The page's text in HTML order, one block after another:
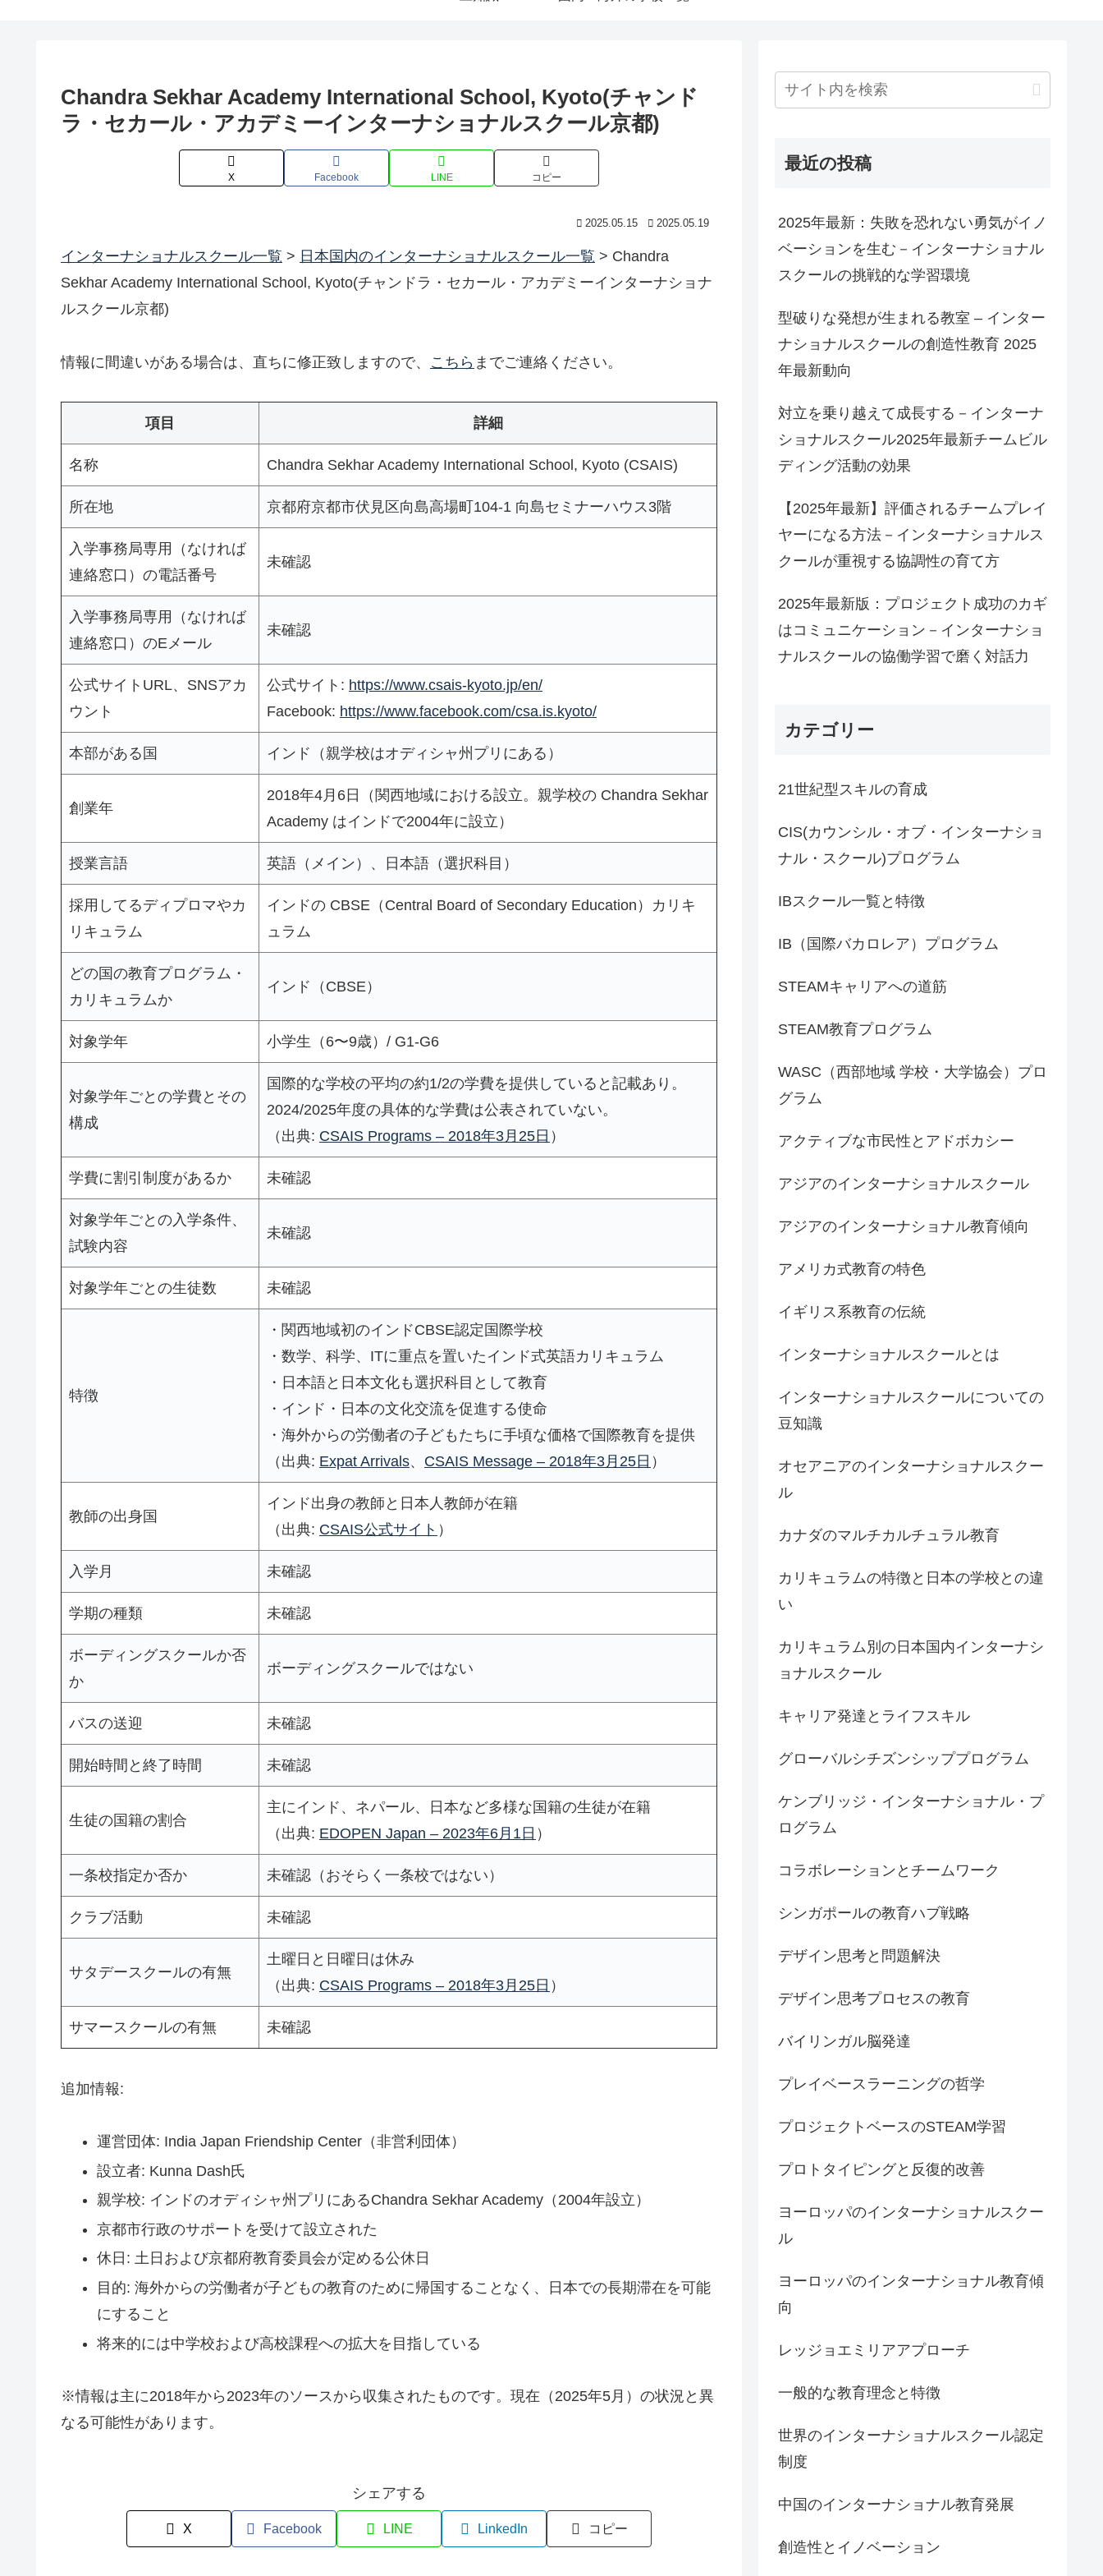
Chandra Sekhar Academy International School, Kyoto(チャンド
ラ・セカール・アカデミーインターナショナルスクール京都)
X Facebook LINE コピー
2025.05.15 2025.05.19
インターナショナルスクール一覧 > 日本国内のインターナショナルスクール一覧 > Chandra
Sekhar Academy International School, Kyoto(チャンドラ・セカール・アカデミーインターナショナ
ルスクール京都)
情報に間違いがある場合は、直ちに修正致しますので、 こちら までご連絡ください。
項目 詳細
名称 Chandra Sekhar Academy International School, Kyoto (CSAIS)
所在地 京都府京都市伏見区向島高場町104-1 向島セミナーハウス3階
入学事務局専用（なければ
連絡窓口）の電話番号
未確認
入学事務局専用（なければ
連絡窓口）のEメール
未確認
公式サイトURL、SNSアカ
ウント
公式サイト: https://www.csais-kyoto.jp/en/
Facebook: https://www.facebook.com/csa.is.kyoto/
本部がある国 インド（親学校はオディシャ州プリにある）
創業年
2018年4月6日（関西地域における設立。親学校の Chandra Sekhar
Academy はインドで2004年に設立）
授業言語 英語（メイン）、日本語（選択科目）
採用してるディプロマやカ
リキュラム
インドの CBSE（Central Board of Secondary Education）カリキ
ュラム
どの国の教育プログラム・
カリキュラムか
インド（CBSE）
対象学年 小学生（6〜9歳）/ G1-G6
対象学年ごとの学費とその
構成
国際的な学校の平均の約1/2の学費を提供していると記載あり。
2024/2025年度の具体的な学費は公表されていない。
（出典: CSAIS Programs – 2018年3月25日 ）
学費に割引制度があるか 未確認
対象学年ごとの入学条件、
試験内容
未確認
対象学年ごとの生徒数 未確認
特徴
・関西地域初のインドCBSE認定国際学校
・数学、科学、ITに重点を置いたインド式英語カリキュラム
・日本語と日本文化も選択科目として教育
・インド・日本の文化交流を促進する使命
・海外からの労働者の子どもたちに手頃な価格で国際教育を提供
（出典: Expat Arrivals、 CSAIS Message – 2018年3月25日 ）
教師の出身国
インド出身の教師と日本人教師が在籍
（出典: CSAIS公式サイト ）
入学月 未確認
学期の種類 未確認
ボーディングスクールか否
か
ボーディングスクールではない
バスの送迎 未確認
開始時間と終了時間 未確認
生徒の国籍の割合
主にインド、ネパール、日本など多様な国籍の生徒が在籍
（出典: EDOPEN Japan – 2023年6月1日 ）
一条校指定か否か 未確認（おそらく一条校ではない）
クラブ活動 未確認
サタデースクールの有無
土曜日と日曜日は休み
（出典: CSAIS Programs – 2018年3月25日 ）
サマースクールの有無 未確認
追加情報:
運営団体: India Japan Friendship Center（非営利団体）
設立者: Kunna Dash氏
親学校: インドのオディシャ州プリにあるChandra Sekhar Academy（2004年設立）
京都市行政のサポートを受けて設立された
休日: 土日および京都府教育委員会が定める公休日
目的: 海外からの労働者が子どもの教育のために帰国することなく、日本での長期滞在を可能
にすること
将来的には中学校および高校課程への拡大を目指している
※情報は主に2018年から2023年のソースから収集されたものです。現在（2025年5月）の状況と異
なる可能性があります。
シェアする
X Facebook LINE LinkedIn コピー
最近の投稿
2025年最新：失敗を恐れない勇気がイノ
ベーションを生む－インターナショナル
スクールの挑戦的な学習環境
型破りな発想が生まれる教室 – インター
ナショナルスクールの創造性教育 2025
年最新動向
対立を乗り越えて成長する－インターナ
ショナルスクール2025年最新チームビル
ディング活動の効果
【2025年最新】評価されるチームプレイ
ヤーになる方法－インターナショナルス
クールが重視する協調性の育て方
2025年最新版：プロジェクト成功のカギ
はコミュニケーション－インターナショ
ナルスクールの協働学習で磨く対話力
カテゴリー
21世紀型スキルの育成
CIS(カウンシル・オブ・インターナショ
ナル・スクール)プログラム
IBスクール一覧と特徴
IB（国際バカロレア）プログラム
STEAMキャリアへの道筋
STEAM教育プログラム
WASC（西部地域 学校・大学協会）プロ
グラム
アクティブな市民性とアドボカシー
アジアのインターナショナルスクール
アジアのインターナショナル教育傾向
アメリカ式教育の特色
イギリス系教育の伝統
インターナショナルスクールとは
インターナショナルスクールについての
豆知識
オセアニアのインターナショナルスクー
ル
カナダのマルチカルチュラル教育
カリキュラムの特徴と日本の学校との違
い
カリキュラム別の日本国内インターナシ
ョナルスクール
キャリア発達とライフスキル
グローバルシチズンシッププログラム
ケンブリッジ・インターナショナル・プ
ログラム
コラボレーションとチームワーク
シンガポールの教育ハブ戦略
デザイン思考と問題解決
デザイン思考プロセスの教育
バイリンガル脳発達
プレイベースラーニングの哲学
プロジェクトベースのSTEAM学習
プロトタイピングと反復的改善
ヨーロッパのインターナショナルスクー
ル
ヨーロッパのインターナショナル教育傾
向
レッジョエミリアアプローチ
一般的な教育理念と特徴
世界のインターナショナルスクール認定
制度
中国のインターナショナル教育発展
創造性とイノベーション